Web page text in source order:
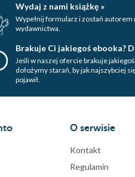
Wydaj z nami książkę »
Wypełnij formularz i zostań autorem
wydawnictwa.
Brakuje Ci jakiegoś ebooka?
Jeśli w naszej ofercie brakuje jakiegoś
dołożymy starań, by jak najszybciej
pojawił.
O serwisie
Kontakt
Regulamin